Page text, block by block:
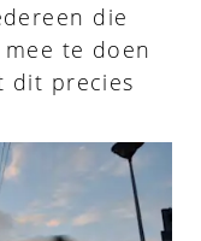
die
te doen
dit precies